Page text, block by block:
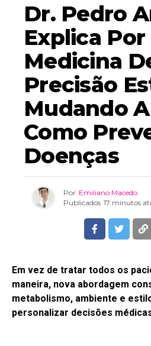
Dr. Pedro
Explica Por
Medicina
Precisão
Mudando
Como
Doenças
Por Emiliano Macedo
Publicados 17 minutos
Em vez de tratar todos os
maneira, nova abordagem
metabolismo, ambiente e
personalizar decisões